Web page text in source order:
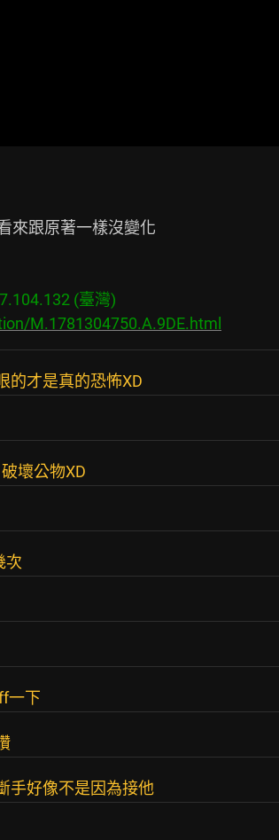
來跟原著一樣沒變化
(臺灣)
M.1781304750.A.9DE.html
的才是真的恐怖XD
壞公物XD
次
一下
手好像不是因為接他